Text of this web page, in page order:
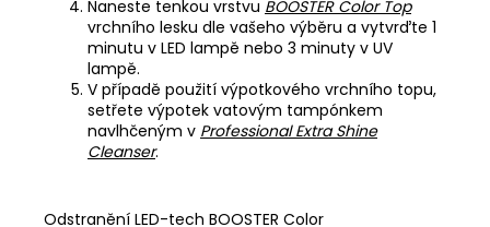
Naneste tenkou vrstvu BOOSTER Color Top
vrchního lesku dle vašeho výběru a vytvrďte 1
minutu v LED lampě nebo 3 minuty v UV
lampě.
V případě použití výpotkového vrchního topu,
setřete výpotek vatovým tampónkem
navlhčeným v Professional Extra Shine
Cleanser.
Odstranění LED-tech BOOSTER Color